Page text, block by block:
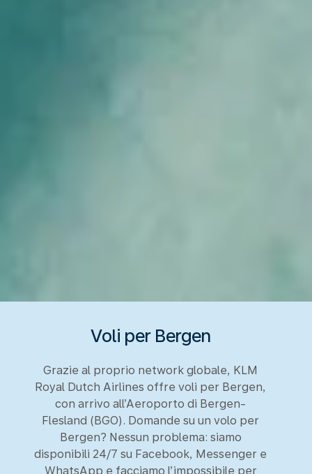
Voli per Bergen
Grazie al proprio network globale, KLM
Royal Dutch Airlines offre voli per Bergen,
con arrivo all’Aeroporto di Bergen-
Flesland (BGO). Domande su un volo per
Bergen? Nessun problema: siamo
disponibili 24/7 su Facebook, Messenger e
WhatsApp e facciamo l’impossibile per